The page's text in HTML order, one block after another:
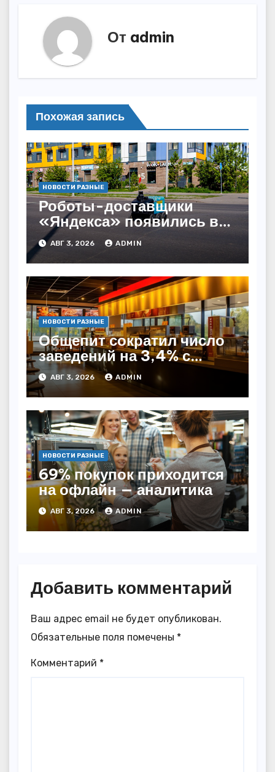
От admin
Похожая запись
НОВОСТИ РАЗНЫЕ
Роботы-доставщики
«Яндекса» появились в
Казахстане
АВГ 3, 2026 ADMIN
НОВОСТИ РАЗНЫЕ
Общепит сократил число
заведений на 3,4% с
начала года — INFOLine
АВГ 3, 2026 ADMIN
НОВОСТИ РАЗНЫЕ
69% покупок приходится
на офлайн — аналитика
АВГ 3, 2026 ADMIN
Добавить комментарий
Ваш адрес email не будет опубликован.
Обязательные поля помечены *
Комментарий *